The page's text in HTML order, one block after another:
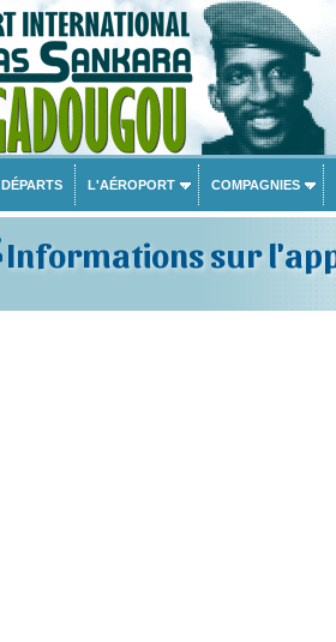
DÉPARTS L'AÉROPORT COMPAGNIES
Informations sur